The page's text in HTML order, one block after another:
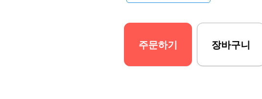
주문하기 장바구니